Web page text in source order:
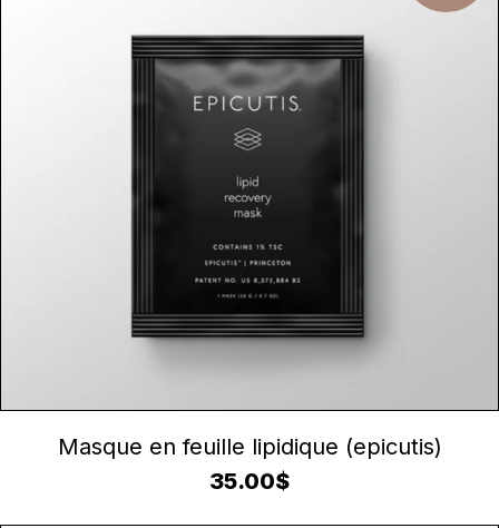
AJOUTER AU PANIER
Masque en feuille lipidique (epicutis)
35.00$